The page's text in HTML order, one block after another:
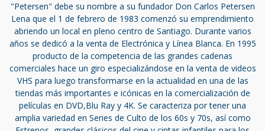
"Petersen" debe su nombre a su fundador Don Carlos Petersen
Lena que el 1 de febrero de 1983 comenzó su emprendimiento
abriendo un local en pleno centro de Santiago. Durante varios
años se dedicó a la venta de Electrónica y Línea Blanca. En 1995
producto de la competencia de las grandes cadenas
comerciales hace un giro especializándose en la venta de videos
VHS para luego transformarse en la actualidad en una de las
tiendas más importantes e icónicas en la comercialización de
películas en DVD,Blu Ray y 4K. Se caracteriza por tener una
amplia variedad en Series de Culto de los 60s y 70s, así como